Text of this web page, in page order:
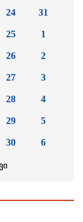
24
25
26
27
28
29
30
31
1
2
3
4
5
6